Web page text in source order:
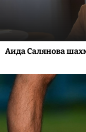
Аида Салянова